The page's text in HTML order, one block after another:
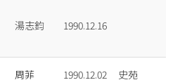
湯志鈞 1990.12.16
周菲 1990.12.02 史苑